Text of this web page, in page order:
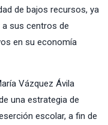
de bajos recursos, ya
sus centros de
en su economía
Vázquez Ávila
una estrategia de
escolar, a fin de